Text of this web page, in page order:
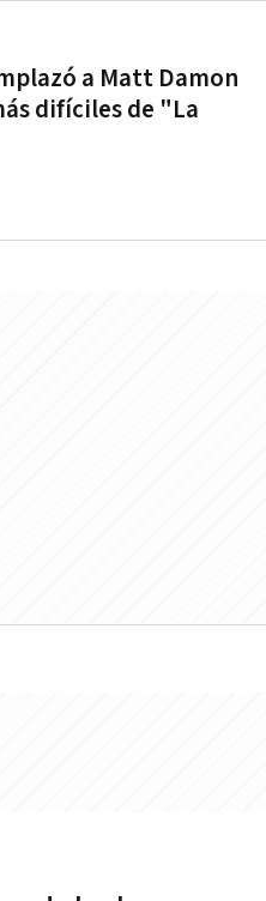
a Matt Damon
difíciles de "La